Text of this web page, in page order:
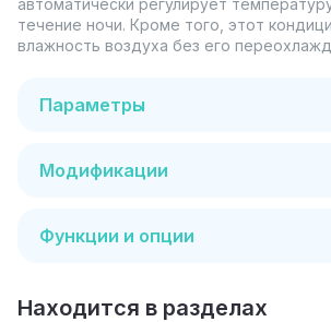
автоматически регулирует
течение ночи. Кроме того, этот
влажность воздуха без его
Параметры
Модификации
Функции и опции
Находится в разделах